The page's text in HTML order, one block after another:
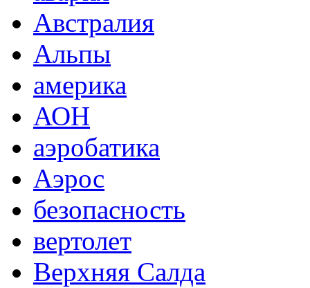
Австралия
Альпы
америка
АОН
аэробатика
Аэрос
безопасность
вертолет
Верхняя Салда